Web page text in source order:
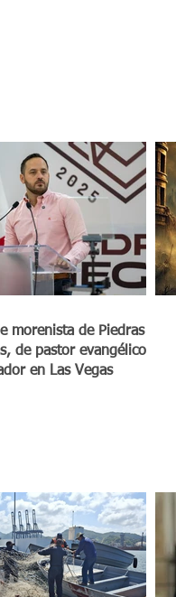
morenista de Piedras
de pastor evangélico a
en Las Vegas